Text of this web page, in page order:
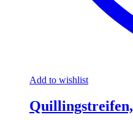
Add to wishlist